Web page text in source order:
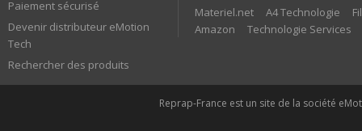
Paiement sécurisé
Devenir distributeur eMotion
Tech
Rechercher des produits
Materiel.net
A4 Technologie
Amazon
Technologie Services
Reprap-France est un site de la société